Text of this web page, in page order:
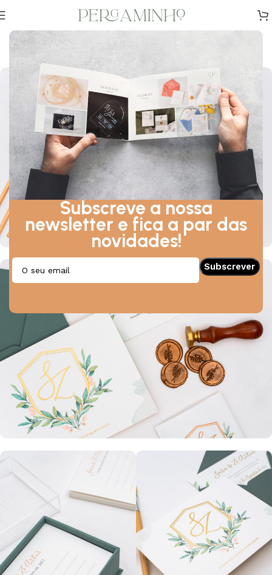
Subscreve a nossa
newsletter e fica a par das
novidades!
Sara & Zé Artur